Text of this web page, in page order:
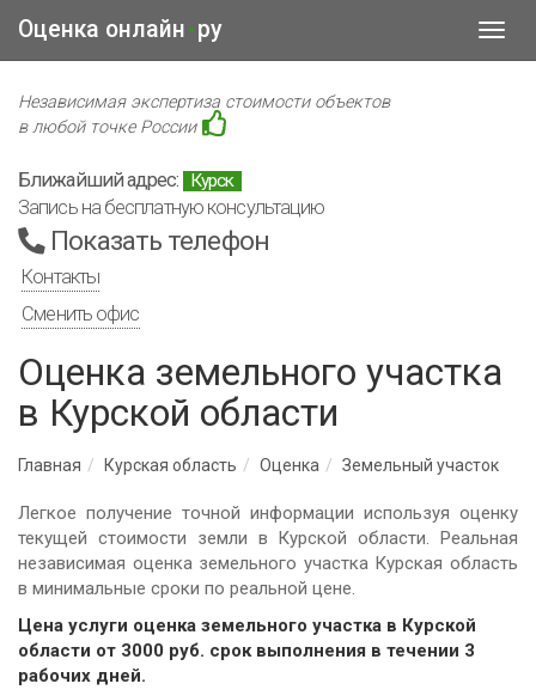
Оценка онлайн • ру
Независимая экспертиза стоимости объектов
в любой точке России
Ближайший адрес: Курск
Запись на бесплатную консультацию
Показать телефон
Контакты
Сменить офис
Оценка земельного участка
в Курской области
Главная Курская область Оценка Земельный участок
Легкое получение точной информации используя оценку
текущей стоимости земли в Курской области. Реальная
независимая оценка земельного участка Курская область
в минимальные сроки по реальной цене.
Цена услуги оценка земельного участка в Курской
области от 3000 руб. cрок выполнения в течении 3
рабочих дней.